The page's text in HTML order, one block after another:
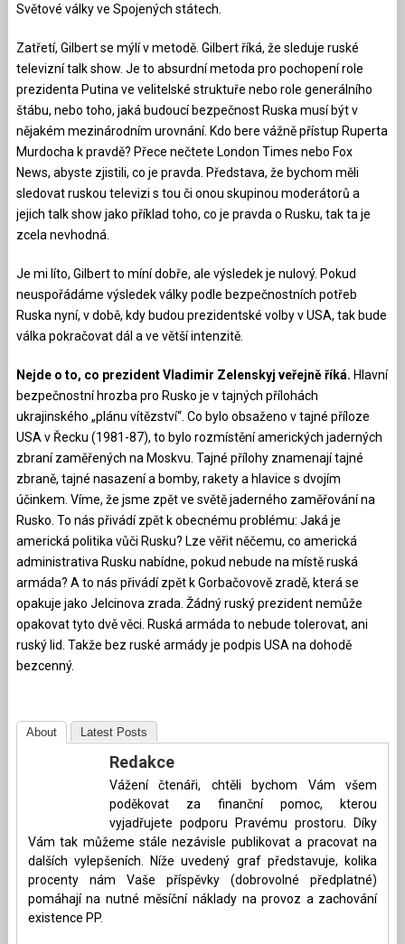
Světové války ve Spojených státech.
Zatřetí, Gilbert se mýlí v metodě. Gilbert říká, že sleduje ruské
televizní talk show. Je to absurdní metoda pro pochopení role
prezidenta Putina ve velitelské struktuře nebo role generálního
štábu, nebo toho, jaká budoucí bezpečnost Ruska musí být v
nějakém mezinárodním urovnání. Kdo bere vážně přístup Ruperta
Murdocha k pravdě? Přece nečtete London Times nebo Fox
News, abyste zjistili, co je pravda. Představa, že bychom měli
sledovat ruskou televizi s tou či onou skupinou moderátorů a
jejich talk show jako příklad toho, co je pravda o Rusku, tak ta je
zcela nevhodná.
Je mi líto, Gilbert to míní dobře, ale výsledek je nulový. Pokud
neuspořádáme výsledek války podle bezpečnostních potřeb
Ruska nyní, v době, kdy budou prezidentské volby v USA, tak bude
válka pokračovat dál a ve větší intenzitě.
Nejde o to, co prezident Vladimir Zelenskyj veřejně říká. Hlavní
bezpečnostní hrozba pro Rusko je v tajných přílohách
ukrajinského „plánu vítězství“. Co bylo obsaženo v tajné příloze
USA v Řecku (1981-87), to bylo rozmístění amerických jaderných
zbraní zaměřených na Moskvu. Tajné přílohy znamenají tajné
zbraně, tajné nasazení a bomby, rakety a hlavice s dvojím
účinkem. Víme, že jsme zpět ve světě jaderného zaměřování na
Rusko. To nás přivádí zpět k obecnému problému: Jaká je
americká politika vůči Rusku? Lze věřit něčemu, co americká
administrativa Rusku nabídne, pokud nebude na místě ruská
armáda? A to nás přivádí zpět k Gorbačovově zradě, která se
opakuje jako Jelcinova zrada. Žádný ruský prezident nemůže
opakovat tyto dvě věci. Ruská armáda to nebude tolerovat, ani
ruský lid. Takže bez ruské armády je podpis USA na dohodě
bezcenný.
About Latest Posts
Redakce
Vážení čtenáři, chtěli bychom Vám všem
poděkovat za finanční pomoc, kterou
vyjadřujete podporu Pravému prostoru. Díky
Vám tak můžeme stále nezávisle publikovat a pracovat na
dalších vylepšeních. Níže uvedený graf představuje, kolika
procenty nám Vaše příspěvky (dobrovolné předplatné)
pomáhají na nutné měsíční náklady na provoz a zachování
existence PP.